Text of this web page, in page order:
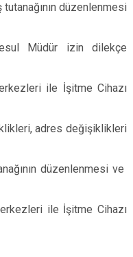
düzenlenmesi
Müdür izin dilekçe
ile İşitme Cihazı
adres değişiklikleri
düzenlenmesi ve
ile İşitme Cihazı